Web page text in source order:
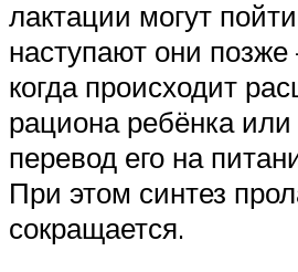
лактации могут
наступают они позже
когда происходит
рациона ребёнка
перевод его на
При этом синтез
сокращается.